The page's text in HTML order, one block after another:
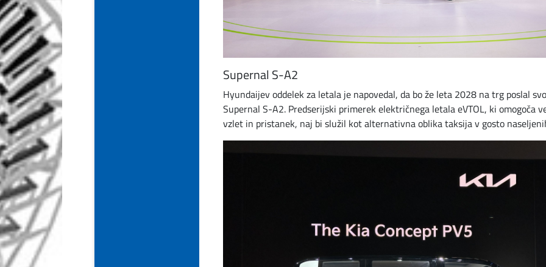
Supernal S-A2
Hyundaijev oddelek za letala je napovedal, da bo že leta 2028 na trg poslal
Supernal S-A2. Predserijski primerek električnega letala eVTOL, ki omogoča
vzlet in pristanek, naj bi služil kot alternativna oblika taksija v gosto